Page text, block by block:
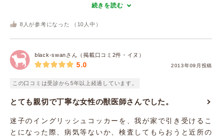
続きを読む
8 人が参考になった （ 10 人中）
black-swanさん（掲載口コミ2件・イヌ）
2013年09月投稿
5.0
この口コミは受診から5年以上経過しています。
とても親切で丁寧な女性の獣医師さんでした。
迷子のイングリッシュコッカーを、我が家で引き受けるこ
とになった際、病気等ないか、検査してもらおうと近所の